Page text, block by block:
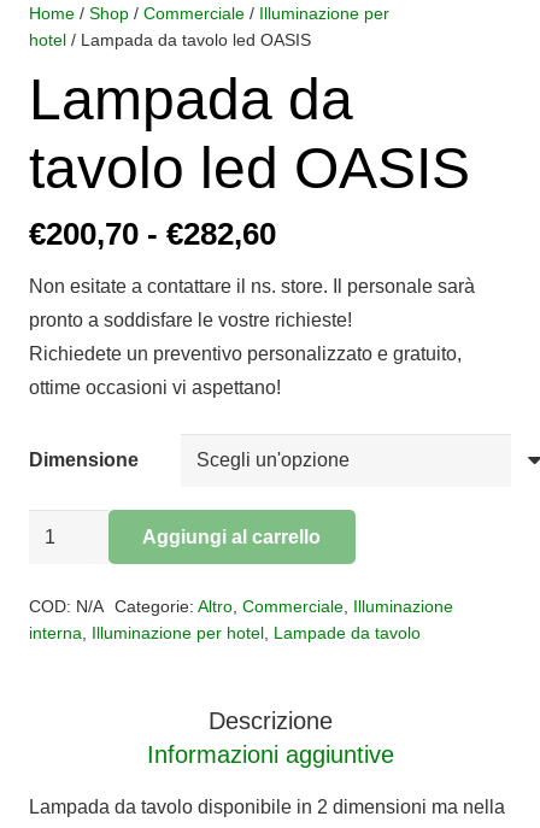
Home / Shop / Commerciale / Illuminazione per
hotel / Lampada da tavolo led OASIS
Lampada da
tavolo led OASIS
€200,70 - €282,60Fascia
prezzo:
da
€200,70
a
€282,60
Non esitate a contattare il ns. store. Il personale sarà
pronto a soddisfare le vostre richieste!
Richiedete un preventivo personalizzato e gratuito,
ottime occasioni vi aspettano!
Dimensione
Lampada
led
Aggiungi al carrello
COD: N/A Categorie: Altro, Commerciale, Illuminazione
interna
Illuminazione per hotel Lampade da tavolo
Descrizione
Informazioni aggiuntive
Lampada da tavolo disponibile in 2 dimensioni ma nella